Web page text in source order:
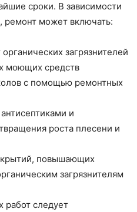
сроки. В зависимости
ремонт может включать:
загрязнителей
моющих средств
с помощью ремонтных
и
роста плесени и
повышающих
загрязнителям
работ следует